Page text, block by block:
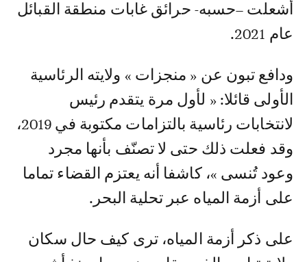
أشعلت –حسبه- حرائق غابات منطقة القبائل
عام 2021.
ودافع تبون عن « منجزات » ولايته الرئاسية
الأولى قائلا: « لأول مرة يتقدم رئيس
لانتخابات رئاسية بالتزامات مكتوبة في 2019،
وقد فعلت ذلك حتى لا تصنّف بأنها مجرد
وعود تُنسى »، كاشفا أنه يعتزم القضاء تماما
على أزمة المياه عبر تحلية البحر.
على ذكر أزمة المياه، ترى كيف حال سكان